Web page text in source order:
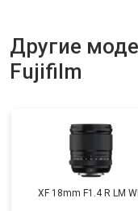
Другие
Fujifilm
XF 18mm F1.4 R LM